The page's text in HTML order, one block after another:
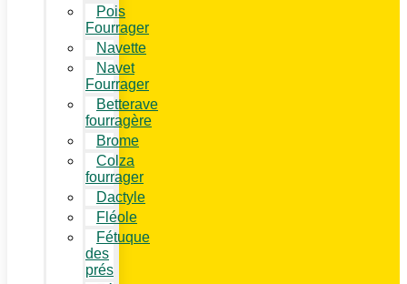
Pois
Fourrager
Navette
Navet
Fourrager
Betterave
fourragère
Brome
Colza
fourrager
Dactyle
Fléole
Fétuque
des
prés